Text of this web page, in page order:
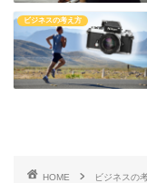
ビジネスの考え方
HOME ビジネスの